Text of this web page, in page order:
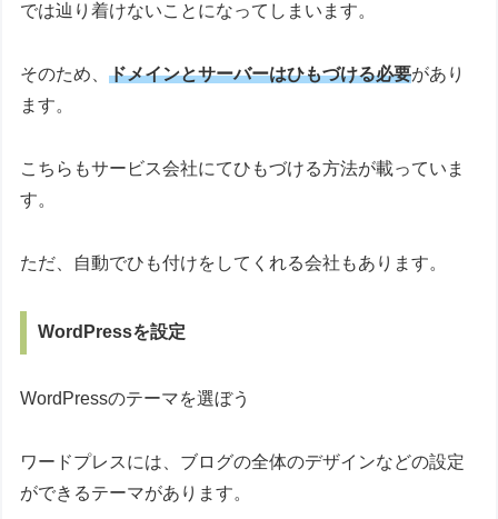
では辿り着けないことになってしまいます。
そのため、ドメインとサーバーはひもづける必要があり
ます。
こちらもサービス会社にてひもづける方法が載っていま
す。
ただ、自動でひも付けをしてくれる会社もあります。
WordPressを設定
WordPressのテーマを選ぼう
ワードプレスには、ブログの全体のデザインなどの設定
ができるテーマがあります。